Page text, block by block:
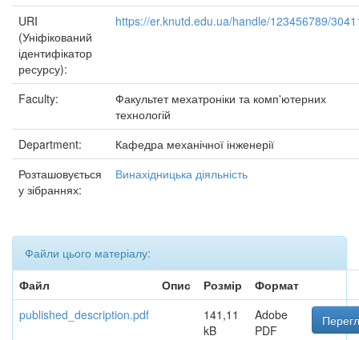
URI
(Уніфікований
ідентифікатор
ресурсу):
https://er.knutd.edu.ua/handle/123456789/
Faculty:
Факультет мехатроніки та комп'ютерних
технологій
Department:
Кафедра механічної інженерії
Розташовується
у зібраннях:
Винахідницька діяльність
Файли цього матеріалу:
Файл
Опис Розмір
Формат
published_description.pdf
141,11
kB
Adobe
PDF